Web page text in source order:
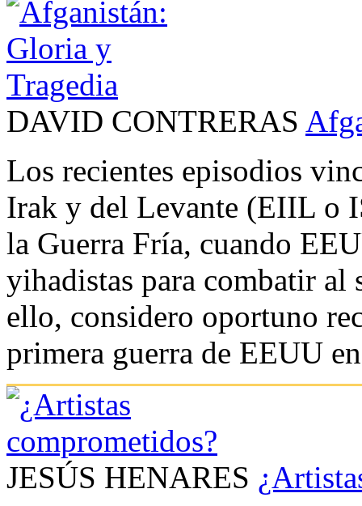
DAVID CONTRERAS
Los recientes episodios
Irak y del Levante (EIIL o
la Guerra Fría, cuando
yihadistas para combatir
ello, considero oportuno
primera guerra de EEUU
JESÚS HENARES